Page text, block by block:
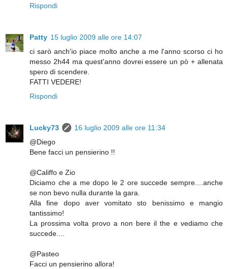
Rispondi
Patty 15 luglio 2009 alle ore 14:07
ci sarò anch'io piace molto anche a me l'anno scorso ci ho
messo 2h44 ma quest'anno dovrei essere un pò + allenata
spero di scendere.
FATTI VEDERE!
Rispondi
Lucky73
16 luglio 2009 alle ore 11:34
@Diego
Bene facci un pensierino !!
@Califfo e Zio
Diciamo che a me dopo le 2 ore succede sempre....anche
se non bevo nulla durante la gara.
Alla fine dopo aver vomitato sto benissimo e mangio
tantissimo!
La prossima volta provo a non bere il the e vediamo che
succede....
@Pasteo
Facci un pensierino allora!